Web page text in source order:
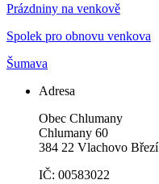
Prázdniny na venkově
Spolek pro obnovu venkova
Šumava
Adresa
Obec Chlumany
Chlumany 60
384 22 Vlachovo Březí
IČ: 00583022